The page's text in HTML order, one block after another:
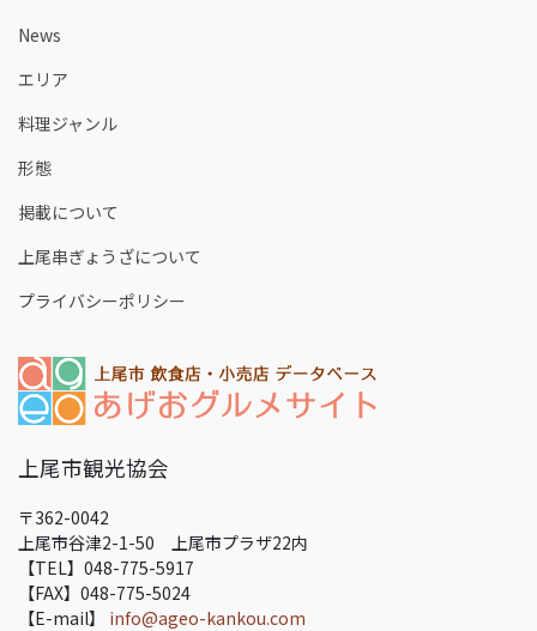
News
エリア
料理ジャンル
形態
掲載について
上尾串ぎょうざについて
プライバシーポリシー
上尾市観光協会
〒362-0042
上尾市谷津2-1-50 上尾市プラザ22内
【TEL】048-775-5917
【FAX】048-775-5024
【E-mail】 info@ageo-kankou.com